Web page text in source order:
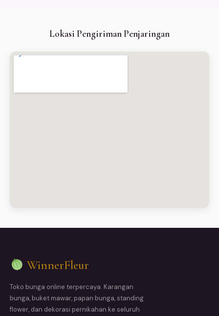
Lokasi Pengiriman Penjaringan
WinnerFleur
Toko bunga online terpercaya. Karangan
bunga, buket mawar, papan bunga, standing
flower, dan dekorasi pernikahan ke seluruh